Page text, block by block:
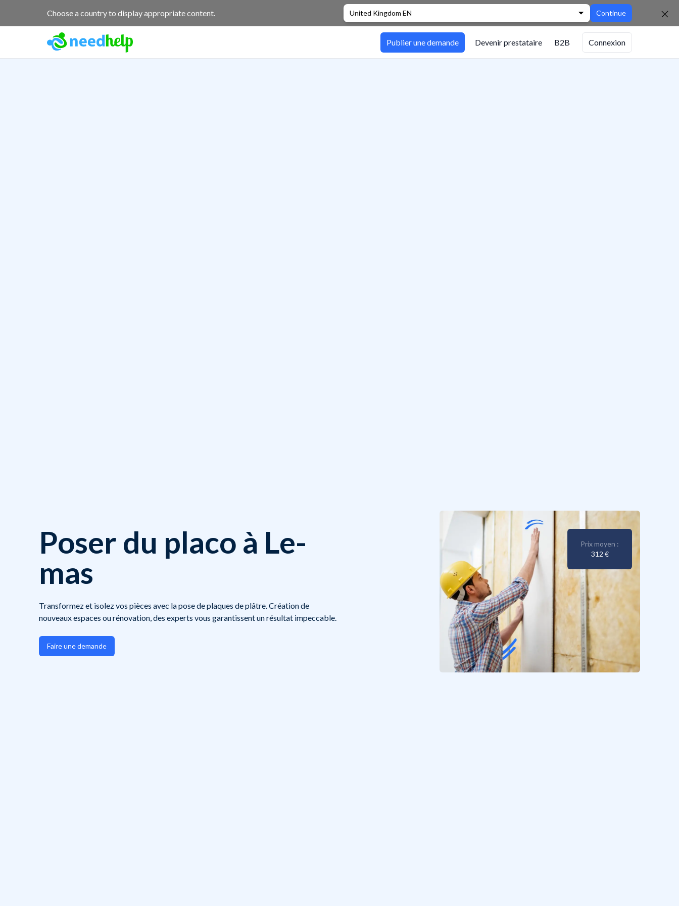
Choose a country to display appropriate content. United Kingdom EN Continue
Publier une demande Devenir prestataire B2B Connexion
Poser du placo à Le-
mas
Transformez et isolez vos pièces avec la pose de plaques de plâtre. Création de
nouveaux espaces ou rénovation, des experts vous garantissent un résultat impeccable.
Faire une demande
Prix moyen :
312 €